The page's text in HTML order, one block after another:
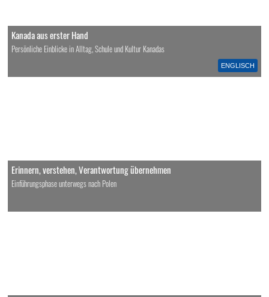
ENGLISCH
Kanada aus erster Hand
Persönliche Einblicke in Alltag, Schule und Kultur Kanadas
Erinnern, verstehen, Verantwortung übernehmen
Einführungsphase unterwegs nach Polen